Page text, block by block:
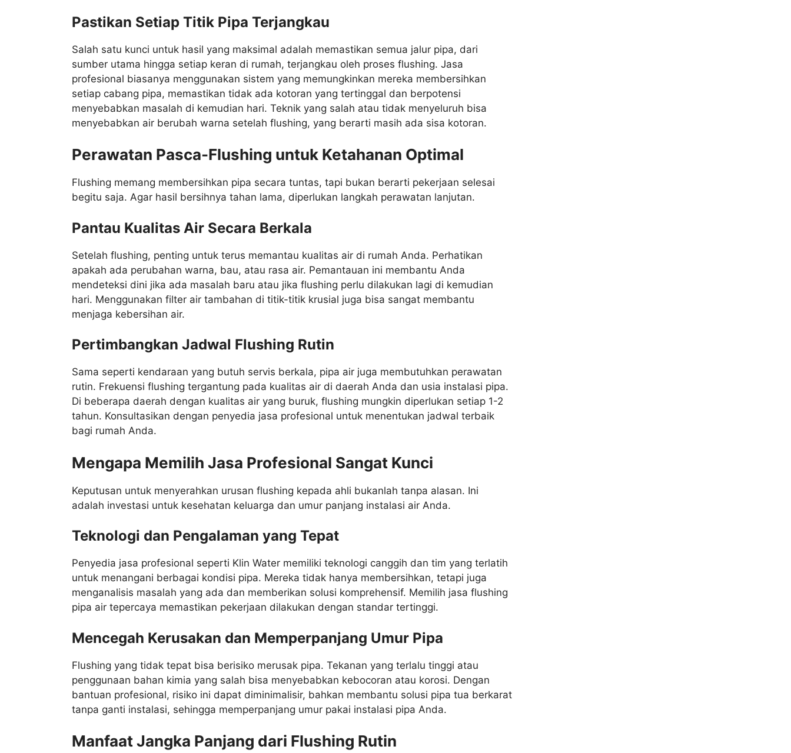
Pastikan Setiap Titik Pipa Terjangkau
Salah satu kunci untuk hasil yang maksimal adalah memastikan semua jalur pipa, dari
sumber utama hingga setiap keran di rumah, terjangkau oleh proses flushing. Jasa
profesional biasanya menggunakan sistem yang memungkinkan mereka membersihkan
setiap cabang pipa, memastikan tidak ada kotoran yang tertinggal dan berpotensi
menyebabkan masalah di kemudian hari. Teknik yang salah atau tidak menyeluruh bisa
menyebabkan air berubah warna setelah flushing, yang berarti masih ada sisa kotoran.
Perawatan Pasca-Flushing untuk Ketahanan Optimal
Flushing memang membersihkan pipa secara tuntas, tapi bukan berarti pekerjaan selesai
begitu saja. Agar hasil bersihnya tahan lama, diperlukan langkah perawatan lanjutan.
Pantau Kualitas Air Secara Berkala
Setelah flushing, penting untuk terus memantau kualitas air di rumah Anda. Perhatikan
apakah ada perubahan warna, bau, atau rasa air. Pemantauan ini membantu Anda
mendeteksi dini jika ada masalah baru atau jika flushing perlu dilakukan lagi di kemudian
hari. Menggunakan filter air tambahan di titik-titik krusial juga bisa sangat membantu
menjaga kebersihan air.
Pertimbangkan Jadwal Flushing Rutin
Sama seperti kendaraan yang butuh servis berkala, pipa air juga membutuhkan perawatan
rutin. Frekuensi flushing tergantung pada kualitas air di daerah Anda dan usia instalasi pipa.
Di beberapa daerah dengan kualitas air yang buruk, flushing mungkin diperlukan setiap 1-2
tahun. Konsultasikan dengan penyedia jasa profesional untuk menentukan jadwal terbaik
bagi rumah Anda.
Mengapa Memilih Jasa Profesional Sangat Kunci
Keputusan untuk menyerahkan urusan flushing kepada ahli bukanlah tanpa alasan. Ini
adalah investasi untuk kesehatan keluarga dan umur panjang instalasi air Anda.
Teknologi dan Pengalaman yang Tepat
Penyedia jasa profesional seperti Klin Water memiliki teknologi canggih dan tim yang terlatih
untuk menangani berbagai kondisi pipa. Mereka tidak hanya membersihkan, tetapi juga
menganalisis masalah yang ada dan memberikan solusi komprehensif. Memilih jasa flushing
pipa air tepercaya memastikan pekerjaan dilakukan dengan standar tertinggi.
Mencegah Kerusakan dan Memperpanjang Umur Pipa
Flushing yang tidak tepat bisa berisiko merusak pipa. Tekanan yang terlalu tinggi atau
penggunaan bahan kimia yang salah bisa menyebabkan kebocoran atau korosi. Dengan
bantuan profesional, risiko ini dapat diminimalisir, bahkan membantu solusi pipa tua berkarat
tanpa ganti instalasi, sehingga memperpanjang umur pakai instalasi pipa Anda.
Manfaat Jangka Panjang dari Flushing Rutin